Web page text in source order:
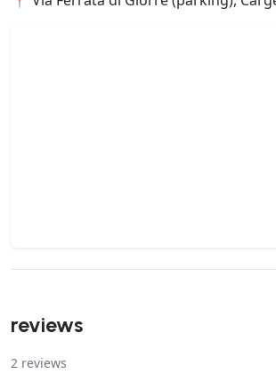
reviews
2 reviews